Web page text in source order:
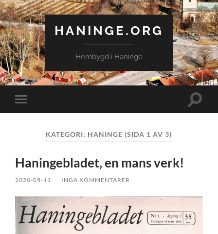
HANINGE.ORG
Hembygd i Haninge
Slå
på/av
Slå
KATEGORI: HANINGE (SIDA 1 AV 3)
Haningebladet, en mans verk!
2020-05-11 / INGA KOMMENTARER